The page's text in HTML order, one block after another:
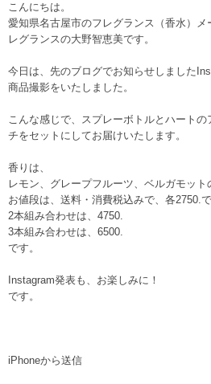
こんにちは。
愛知県名古屋市のフレグランス（香水）
レグランスの大野智恵美です。
今日は、先のブログでお知らせしました
商品撮影をいたしました。
こんな感じで、スプレーボトルとハート
チをセットにしてお届けいたします。
香りは、
レモン、グレープフルーツ、ベルガモット
お値段は、送料・消費税込みで、各2750.で
2本組み合わせは、4750.
3本組み合わせは、6500.
です。
Instagram発表も、お楽しみに！
です。
iPhoneから送信